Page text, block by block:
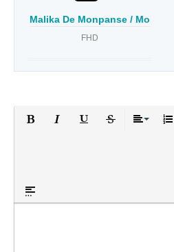
Malika De Monpanse /
FHD